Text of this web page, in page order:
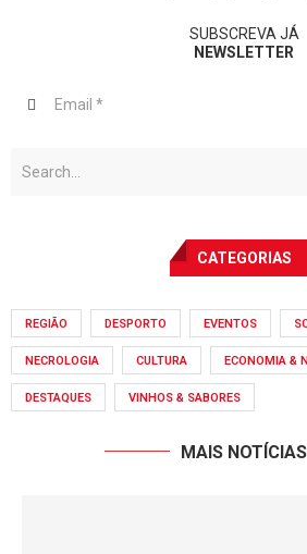
SUBSCREVA JÁ
NEWSLETTER
CATEGORIAS
REGIÃO DESPORTO EVENTOS
NECROLOGIA CULTURA ECONOMIA &
DESTAQUES VINHOS & SABORES
MAIS NOTÍCIAS